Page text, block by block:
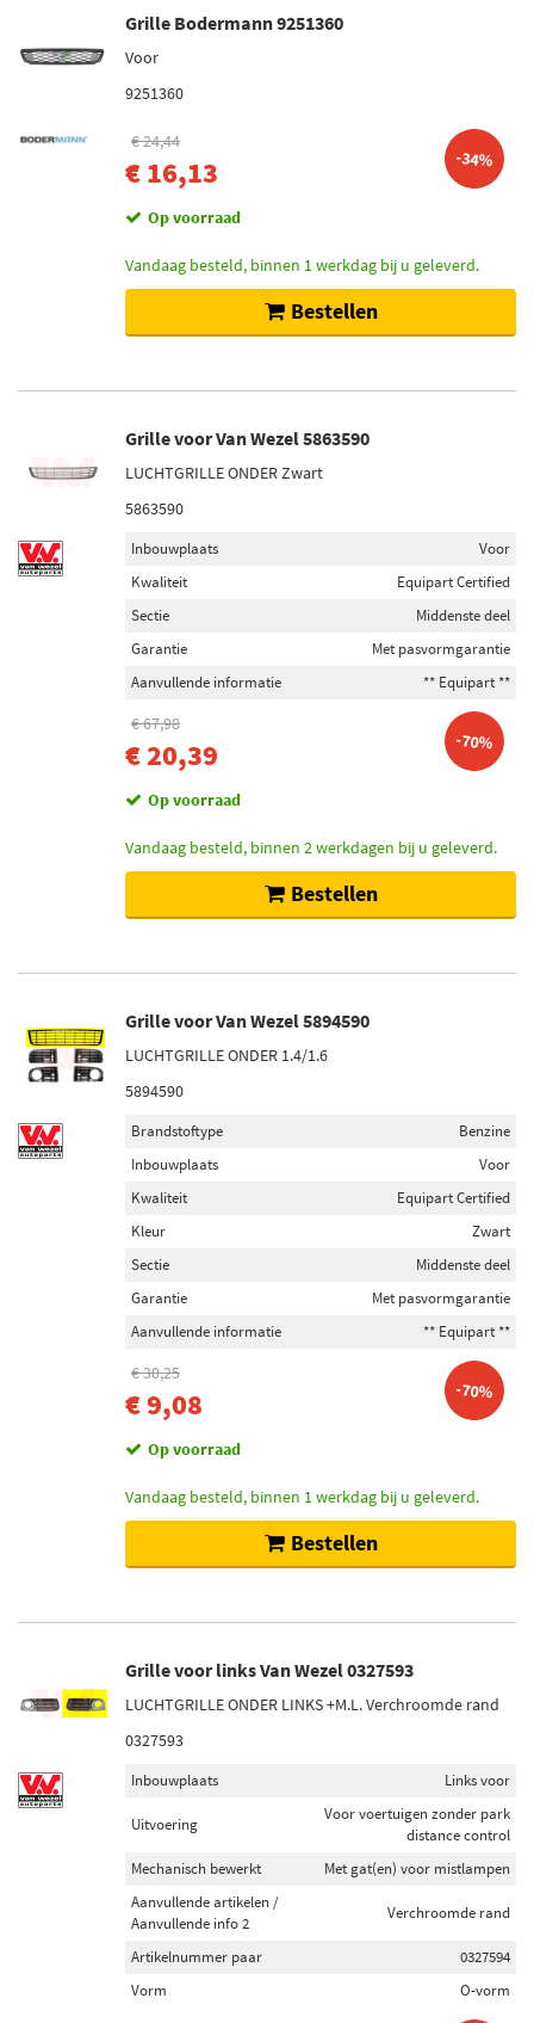
Resultaten
×
Bodermann (2250)
Mijnautoonderdelen (57)
Categorieën
Grille (16062)
Grille styling (69)
Inbouwplaats
Links voor (4017)
Rechts voor (2757)
Voor (2273)
Midden (809)
Links (728)
Niet op voorraad (4426)
Grille Bodermann 9251360
Voor
9251360
€ 24,44
€ 16,13 -34%
Op voorraad
Vandaag besteld, binnen 1 werkdag bij u geleverd.
Bestellen
Grille voor Van Wezel 5863590
LUCHTGRILLE ONDER Zwart
5863590
Inbouwplaats
Voor
Kwaliteit
Equipart Certified
Sectie
Middenste deel
Garantie
Met pasvormgarantie
Aanvullende informatie
** Equipart **
€ 67,98
€ 20,39 -70%
Op voorraad
Vandaag besteld, binnen 2 werkdagen bij u geleverd.
Bestellen
Grille voor Van Wezel 5894590
LUCHTGRILLE ONDER 1.4/1.6
5894590
Brandstoftype
Benzine
Inbouwplaats
Voor
Kwaliteit
Equipart Certified
Kleur
Zwart
Sectie
Middenste deel
Garantie
Met pasvormgarantie
Aanvullende informatie
** Equipart **
€ 30,25
€ 9,08 -70%
Op voorraad
Vandaag besteld, binnen 1 werkdag bij u geleverd.
Bestellen
Grille voor links Van Wezel 0327593
LUCHTGRILLE ONDER LINKS +M.L. Verchroomde rand
0327593
Inbouwplaats Links voor
Uitvoering
Voor voertuigen zonder park
distance control
Mechanisch bewerkt
Met gat(en) voor mistlampen
Aanvullende artikelen /
Aanvullende info 2
Verchroomde rand
Artikelnummer paar
0327594
Vorm
O-vorm